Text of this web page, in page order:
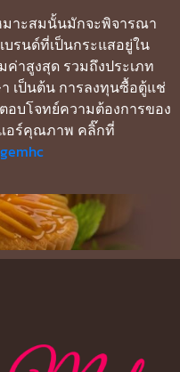
มาะสมนั้นมักจะพิจารณา
รนด์ที่เป็นกระแสอยู่ใน
าสูงสุด รวมถึงประเภท
เป็นต้น การลงทุนซื้อตู้แช่
อบโจทย์ความต้องการของ
อร์คุณภาพ คลิ๊กที่